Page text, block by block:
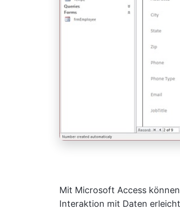
Mit Microsoft Access
Interaktion mit Daten